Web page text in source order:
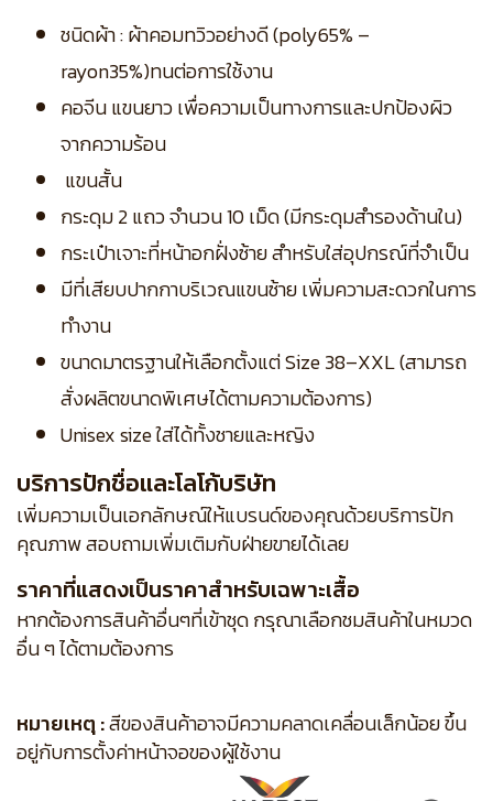
ชนิดผ้า : ผ้าคอมทวิวอย่างดี (poly65% –
rayon35%)ทนต่อการใช้งาน
คอจีน แขนยาว เพื่อความเป็นทางการและปกป้องผิว
จากความร้อน
แขนสั้น
กระดุม 2 แถว จำนวน 10 เม็ด (มีกระดุมสำรองด้านใน)
กระเป๋าเจาะที่หน้าอกฝั่งซ้าย สำหรับใส่อุปกรณ์ที่จำเป็น
มีที่เสียบปากกาบริเวณแขนซ้าย เพิ่มความสะดวกในการ
ทำงาน
ขนาดมาตรฐานให้เลือกตั้งแต่ Size 38–XXL (สามารถ
สั่งผลิตขนาดพิเศษได้ตามความต้องการ)
Unisex size ใส่ได้ทั้งชายและหญิง
บริการปักชื่อและโลโก้บริษัท
เพิ่มความเป็นเอกลักษณ์ให้แบรนด์ของคุณด้วยบริการปัก
คุณภาพ สอบถามเพิ่มเติมกับฝ่ายขายได้เลย
ราคาที่แสดงเป็นราคาสำหรับเฉพาะเสื้อ
หากต้องการสินค้าอื่นๆที่เข้าชุด กรุณาเลือกชมสินค้าในหมวด
อื่น ๆ ได้ตามต้องการ
หมายเหตุ :สีของสินค้าอาจมีความคลาดเคลื่อนเล็กน้อย ขึ้น
อยู่กับการตั้งค่าหน้าจอของผู้ใช้งาน